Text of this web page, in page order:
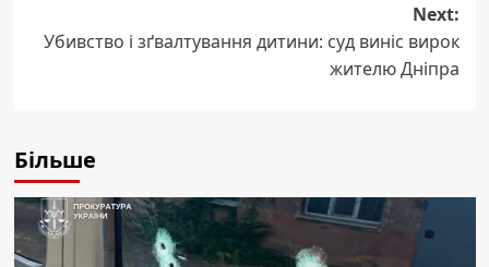
Next:
Убивство і зґвалтування дитини: суд виніс вирок
жителю Дніпра
Більше